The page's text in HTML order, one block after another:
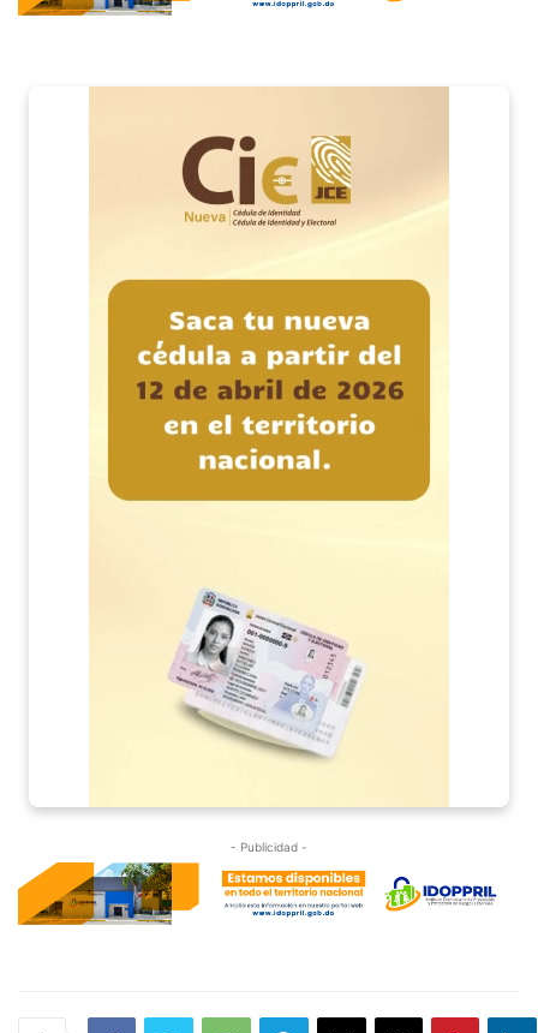
- Publicidad -